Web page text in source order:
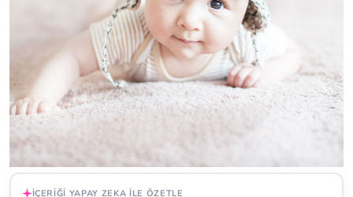
İÇERIĞI YAPAY ZEKA ILE ÖZETLE